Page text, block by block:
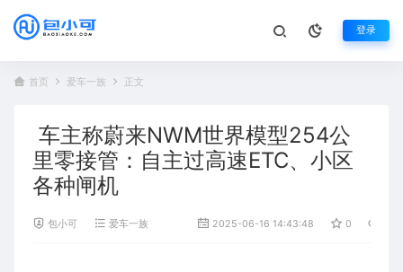
登录
首页 爱车一族 正文
车主称蔚来NWM世界模型254公
里零接管：自主过高速ETC、小区
各种闸机
包小可 爱车一族 2025-06-16 14:43:48 0